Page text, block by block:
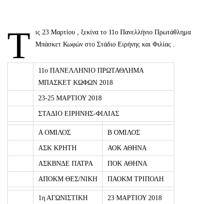
Τ
ις 23 Μαρτίου , ξεκίνα το 11ο Πανελλήνιο Πρωτάθλημα
Μπάσκετ Κωφών στο Στάδιο Ειρήνης και Φιλίας .
11ο ΠΑΝΕΛΛΗΝΙΟ ΠΡΩΤΑΘΛΗΜΑ
ΜΠΑΣΚΕΤ ΚΩΦΩΝ 2018
23-25 ΜΑΡΤΙΟΥ 2018
ΣΤΑΔΙΟ ΕΙΡΗΝΗΣ-ΦΙΛΙΑΣ
Α ΟΜΙΛΟΣ Β ΟΜΙΛΟΣ
ΑΣΚ ΚΡΗΤΗ ΑΟΚ ΑΘΗΝΑ
ΑΣΚΒΝΔΕ ΠΑΤΡΑ ΠΟΚ ΑΘΗΝΑ
ΑΠΟΚΜ ΘΕΣ/ΝΙΚΗ ΠΑΟΚΜ ΤΡΙΠΟΛΗ
1η ΑΓΩΝΙΣΤΙΚΗ 23 ΜΑΡΤΙΟΥ 2018